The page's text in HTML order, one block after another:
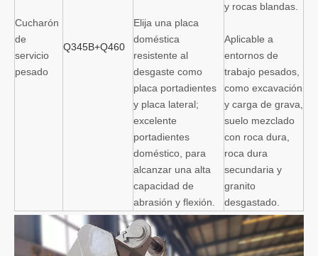
Cucharón
de
servicio
pesado
Q345B+Q460
Elija una placa
doméstica
resistente al
desgaste como
placa portadientes
y placa lateral;
excelente
portadientes
doméstico, para
alcanzar una alta
capacidad de
abrasión y flexión.
y rocas blandas.
Aplicable a
entornos de
trabajo pesados,
como excavación
y carga de grava,
suelo mezclado
con roca dura,
roca dura
secundaria y
granito
desgastado.